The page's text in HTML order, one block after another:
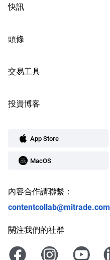
快訊
頭條
交易工具
投資博客
App Store
MacOS
內容合作請聯繫：
contentcollab@mitrade.com
關注我們的社群